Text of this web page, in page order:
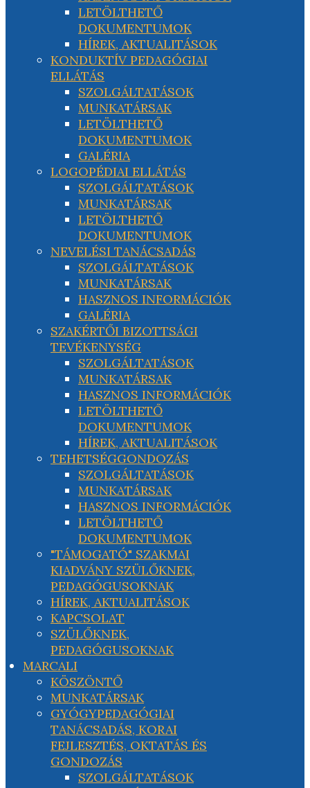
LETÖLTHETŐ
DOKUMENTUMOK
HÍREK, AKTUALITÁSOK
KONDUKTÍV PEDAGÓGIAI
ELLÁTÁS
SZOLGÁLTATÁSOK
MUNKATÁRSAK
LETÖLTHETŐ
DOKUMENTUMOK
GALÉRIA
LOGOPÉDIAI ELLÁTÁS
SZOLGÁLTATÁSOK
MUNKATÁRSAK
LETÖLTHETŐ
DOKUMENTUMOK
NEVELÉSI TANÁCSADÁS
SZOLGÁLTATÁSOK
MUNKATÁRSAK
HASZNOS INFORMÁCIÓK
GALÉRIA
SZAKÉRTŐI BIZOTTSÁGI
TEVÉKENYSÉG
SZOLGÁLTATÁSOK
MUNKATÁRSAK
HASZNOS INFORMÁCIÓK
LETÖLTHETŐ
DOKUMENTUMOK
HÍREK, AKTUALITÁSOK
TEHETSÉGGONDOZÁS
SZOLGÁLTATÁSOK
MUNKATÁRSAK
HASZNOS INFORMÁCIÓK
LETÖLTHETŐ
DOKUMENTUMOK
"TÁMOGATÓ" SZAKMAI
KIADVÁNY SZÜLŐKNEK,
PEDAGÓGUSOKNAK
HÍREK, AKTUALITÁSOK
KAPCSOLAT
SZÜLŐKNEK,
PEDAGÓGUSOKNAK
MARCALI
KÖSZÖNTŐ
MUNKATÁRSAK
GYÓGYPEDAGÓGIAI
TANÁCSADÁS, KORAI
FEJLESZTÉS, OKTATÁS ÉS
GONDOZÁS
SZOLGÁLTATÁSOK